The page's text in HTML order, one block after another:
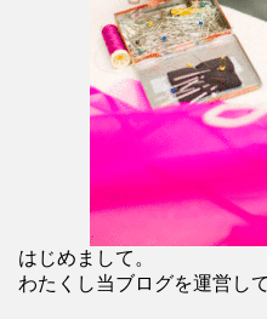
はじめまして。
わたくし当ブログを運営し